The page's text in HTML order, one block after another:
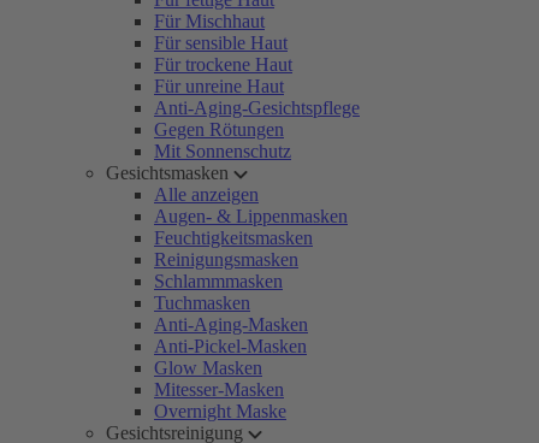
Für Mischhaut
Für sensible Haut
Für trockene Haut
Für unreine Haut
Anti-Aging-Gesichtspflege
Gegen Rötungen
Mit Sonnenschutz
Gesichtsmasken
Alle anzeigen
Augen- & Lippenmasken
Feuchtigkeitsmasken
Reinigungsmasken
Schlammmasken
Tuchmasken
Anti-Aging-Masken
Anti-Pickel-Masken
Glow Masken
Mitesser-Masken
Overnight Maske
Gesichtsreinigung